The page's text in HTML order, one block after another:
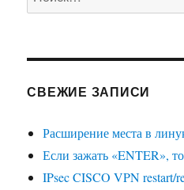
СВЕЖИЕ ЗАПИСИ
Расширение места в
Если зажать «ENTER»,
IPsec CISCO VPN restart/